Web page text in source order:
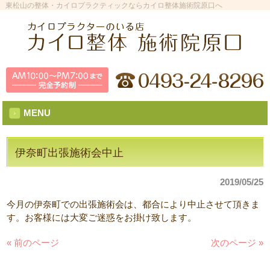
東松山の整体・カイロプラクティックならカイロ整体施術院原口へ
MENU
伊奈町出張施術会中止
2019/05/25
今月の伊奈町での出張施術会は、都合により中止させて頂きま
す。お客様には大変ご迷惑をお掛け致します。
« 前のページ 次のページ »